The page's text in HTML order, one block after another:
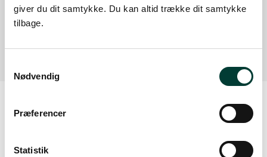
giver du dit samtykke. Du kan altid trække dit samtykke
tilbage.
Nødvendig
Præferencer
Statistik
Parkeringsplads: Havnegade/Skudehavnen